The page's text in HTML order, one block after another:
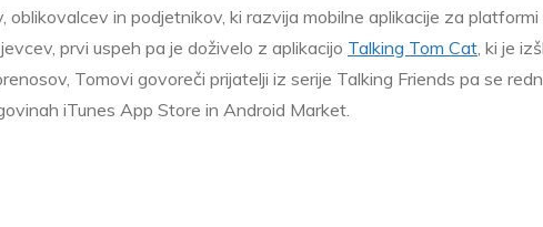
oblikovalcev in podjetnikov, ki razvija mobilne aplikacije za
prvi uspeh pa je doživelo z aplikacijo Talking Tom Cat , ki je
Tomovi govoreči prijatelji iz serije Talking Friends pa se
iTunes App Store in Android Market.